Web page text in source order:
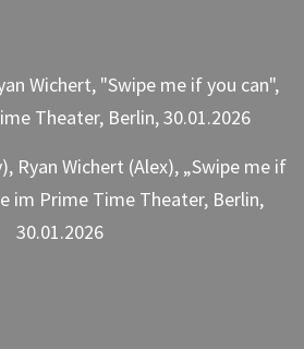
Ryan Wichert (Alex), „Swipe me if
im Prime Time Theater, Berlin,
30.01.2026